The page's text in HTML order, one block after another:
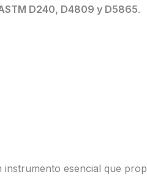
D240, D4809 y D5865.
esencial que